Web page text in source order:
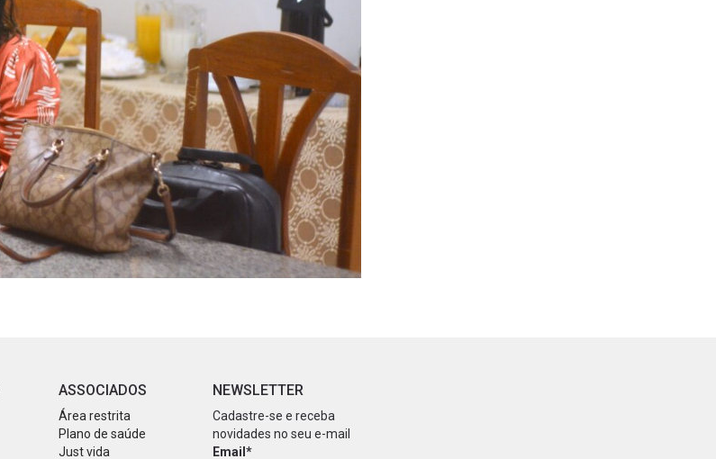
ASSOCIADOS
Área restrita
Plano de saúde
Just vida
NEWSLETTER
Cadastre-se e receba
novidades no seu e-mail
Email*